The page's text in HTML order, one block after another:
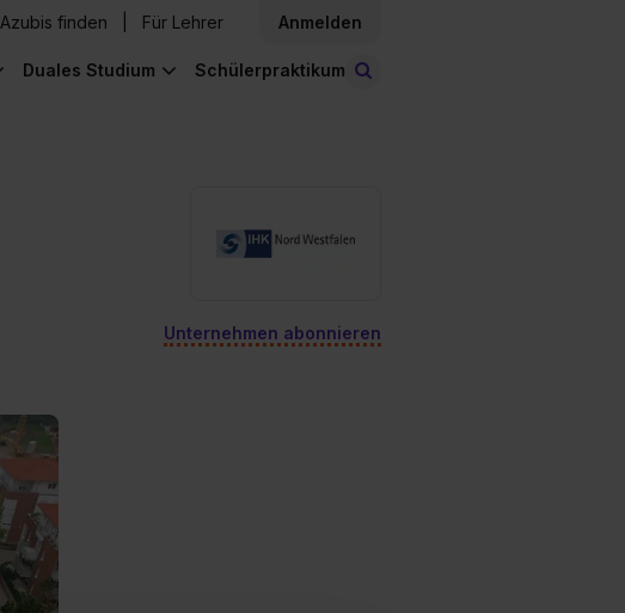
Azubis finden Für Lehrer Anmelden
Duales Studium Schülerpraktikum
Unternehmen abonnieren